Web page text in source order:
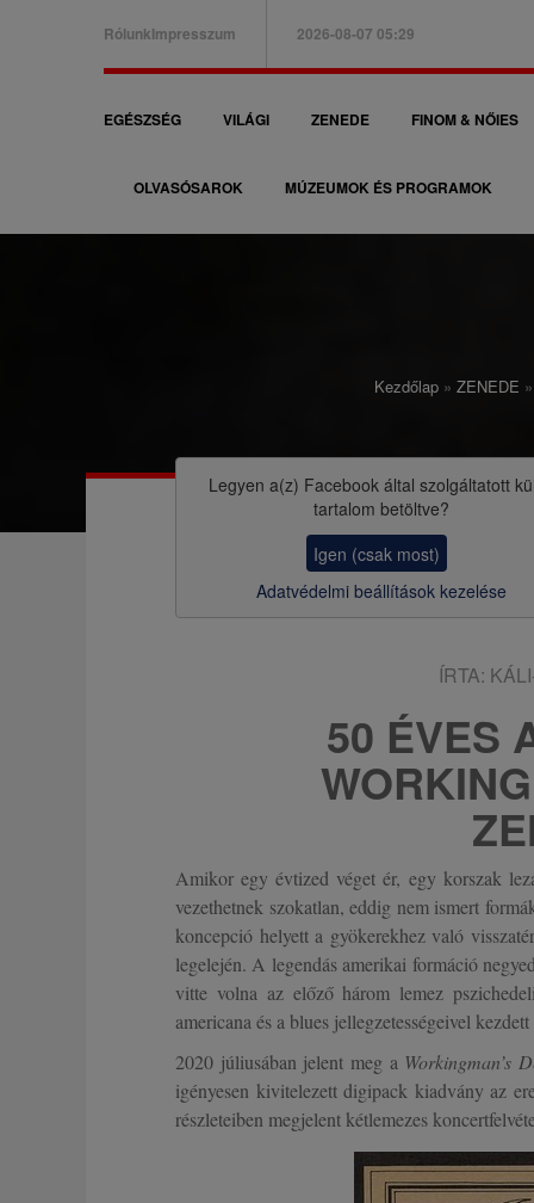
B
a
e
n
RólunkImpresszum 2026-08-07 05:29
F
a
i
EGÉSZSÉG VILÁGI ZENEDE FINOM & NŐIES
OLVASÓSAROK MÚZEUMOK ÉS PROGRAMOK
z
Kezdőlap ZENEDE
Legyen a(z) Facebookáltal szolgáltatott
tartalom betöltve?
Igen (csak most)
Adatvédelmi beállítások kezelése
ÍRTA:
50 ÉVES
Amikor egy évtized véget ér, egy korszak
vezethetnek szokatlan, eddig nem ismert
koncepció helyett a gyökerekhez való
legelején. A legendás amerikai formáció
vitte volna az előző három lemez
americana és a blues jellegzetességeivel
2020 júliusában jelent meg a Workingman’s
igényesen kivitelezett digipack kiadvány az
részleteiben megjelent kétlemezes